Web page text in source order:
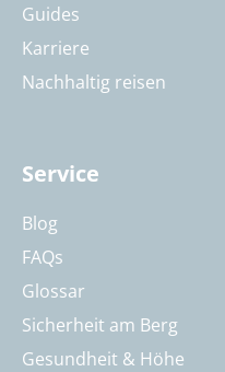
Guides
Karriere
Nachhaltig reisen
Service
Blog
FAQs
Glossar
Sicherheit am Berg
Gesundheit & Höhe